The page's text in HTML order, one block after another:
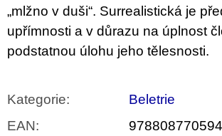
„mlžno v duši“. Surrealistická je
upřímnosti a v důrazu na úplnost
podstatnou úlohu jeho tělesnosti.
Kategorie:
Beletrie
EAN: